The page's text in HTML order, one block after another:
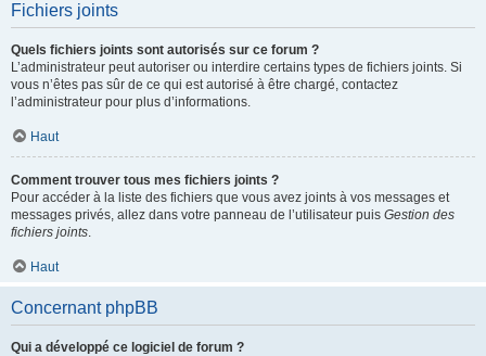
Fichiers joints
Quels fichiers joints sont autorisés sur ce forum ?
L’administrateur peut autoriser ou interdire certains types de fichiers joints. Si
vous n’êtes pas sûr de ce qui est autorisé à être chargé, contactez
l’administrateur pour plus d’informations.
Haut
Comment trouver tous mes fichiers joints ?
Pour accéder à la liste des fichiers que vous avez joints à vos messages et
messages privés, allez dans votre panneau de l’utilisateur puis Gestion des
fichiers joints.
Haut
Concernant phpBB
Qui a développé ce logiciel de forum ?